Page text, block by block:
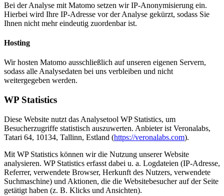
Bei der Analyse mit Matomo setzen wir IP-Anonymisierung ein.
Hierbei wird Ihre IP-Adresse vor der Analyse gekürzt, sodass Sie
Ihnen nicht mehr eindeutig zuordenbar ist.
Hosting
Wir hosten Matomo ausschließlich auf unseren eigenen Servern,
sodass alle Analysedaten bei uns verbleiben und nicht
weitergegeben werden.
WP Statistics
Diese Website nutzt das Analysetool WP Statistics, um
Besucherzugriffe statistisch auszuwerten. Anbieter ist Veronalabs,
Tatari 64, 10134, Tallinn, Estland (https://veronalabs.com).
Mit WP Statistics können wir die Nutzung unserer Website
analysieren. WP Statistics erfasst dabei u. a. Logdateien (IP-Adresse,
Referrer, verwendete Browser, Herkunft des Nutzers, verwendete
Suchmaschine) und Aktionen, die die Websitebesucher auf der Seite
getätigt haben (z. B. Klicks und Ansichten).